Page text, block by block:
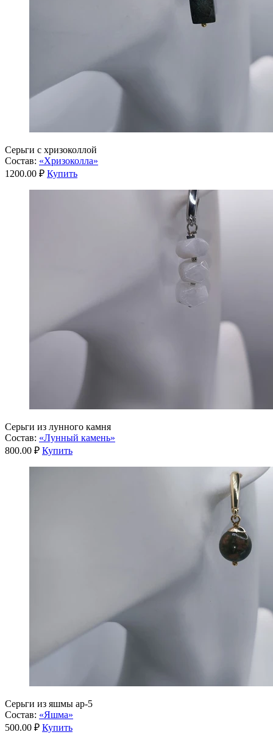
Серьги с хризоколлой
Состав: «Хризоколла»
1200.00 ₽ Купить
Серьги из лунного камня
Состав: «Лунный камень»
800.00 ₽ Купить
Серьги из яшмы ар-5
Состав: «Яшма»
500.00 ₽ Купить